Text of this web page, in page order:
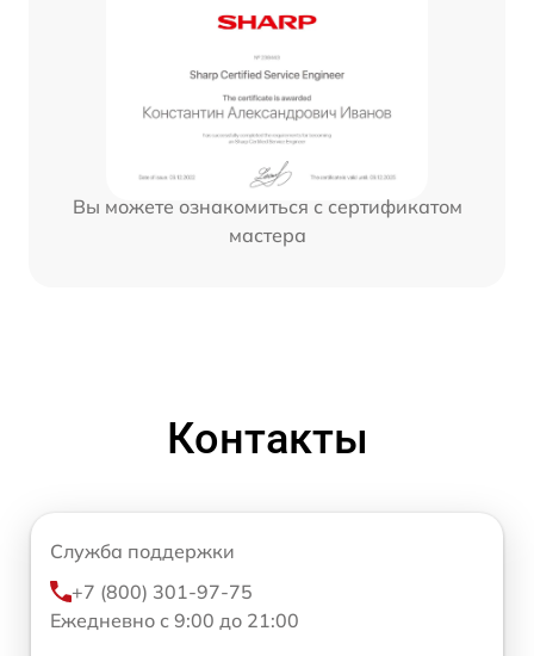
Вы можете ознакомиться с сертификатом
мастера
Контакты
Служба поддержки
+7 (800) 301-97-75
Ежедневно с 9:00 до 21:00